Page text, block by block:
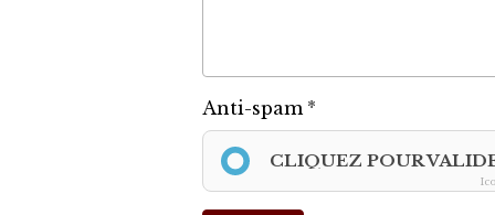
Anti-spam
CLIQUEZ POUR